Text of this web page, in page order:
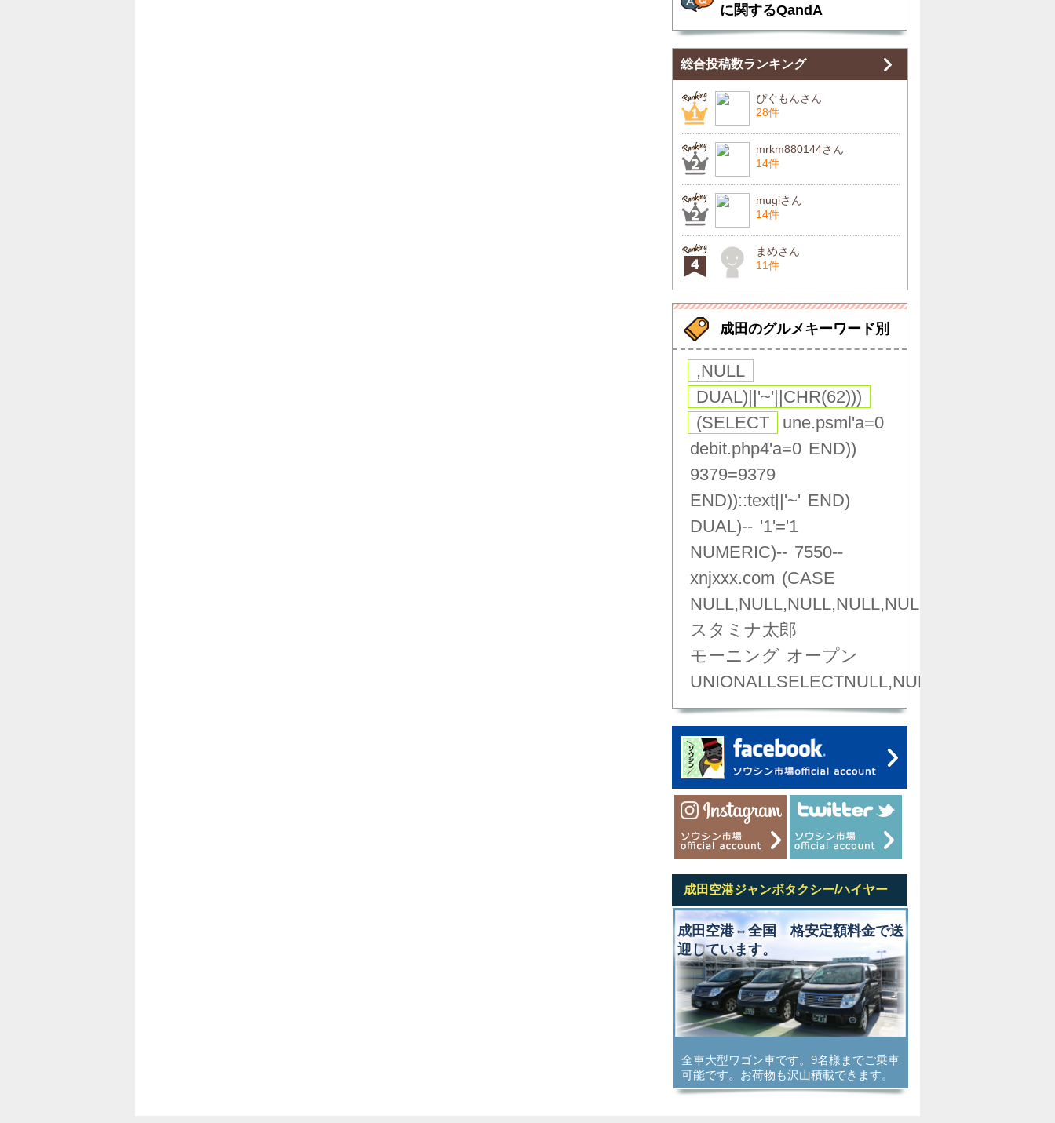
に関するQandA
総合投稿数ランキング
ぴぐもんさん
28件
mrkm880144さん
14件
mugiさん
14件
まめさん
11件
成田のグルメキーワード別
,NULL
DUAL)||'~'||CHR(62)))
(SELECT
une.psml'a=0
debit.php4'a=0 END))
9379=9379
END))::text||'~' END)
DUAL)-- '1'='1
NUMERIC)-- 7550--
xnjxxx.com (CASE
スタミナ太郎
モーニング オープン
成田空港ジャンボタクシー/ハイヤー
成田空港⇔全国 格安定額料金で送
迎しています。
全車大型ワゴン車です。9名様までご乗車
可能です。お荷物も沢山積載できます。